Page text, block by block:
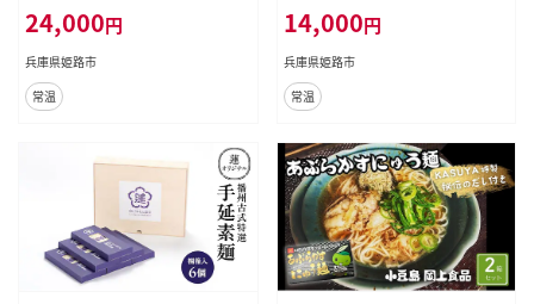
24,000円
兵庫県姫路市
常温
14,000円
兵庫県姫路市
常温